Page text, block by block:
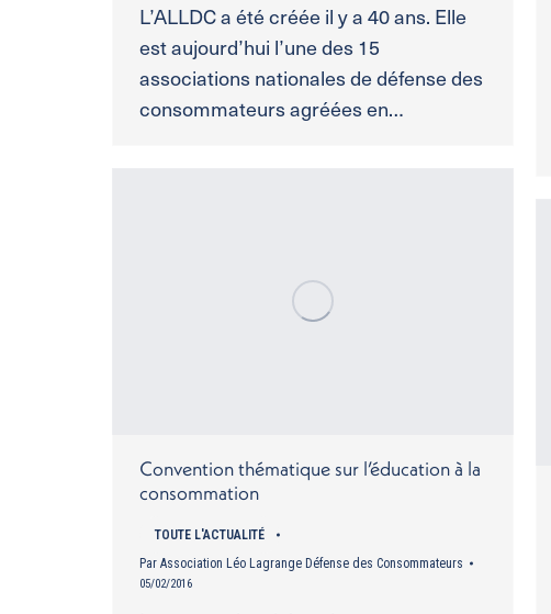
L’ALLDC a été créée il y a 40 ans. Elle
est aujourd’hui l’une des 15
associations nationales de défense des
consommateurs agréées en…
Convention thématique sur l’éducation à la
consommation
TOUTE L'ACTUALITÉ
Par Association Léo Lagrange Défense des Consommateurs
05/02/2016